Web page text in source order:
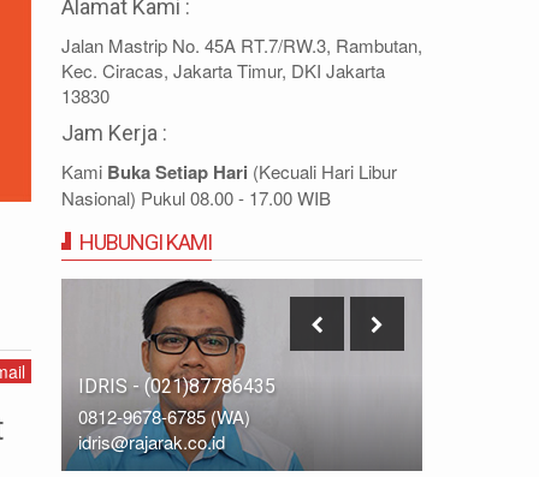
Alamat Kami :
Jalan Mastrip No. 45A RT.7/RW.3, Rambutan,
Kec. Ciracas, Jakarta Timur, DKI Jakarta
13830
Jam Kerja :
Kami Buka Setiap Hari (Kecuali Hari Libur
Nasional) Pukul 08.00 - 17.00 WIB
HUBUNGI KAMI
IDRIS - (021)87786435
0812-9678-6785 (WA)
idris@rajarak.co.id